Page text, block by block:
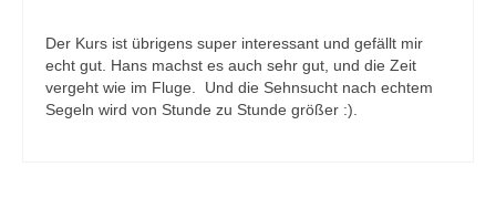
Der Kurs ist übrigens super interessant und gefällt mir
echt gut. Hans machst es auch sehr gut, und die Zeit
vergeht wie im Fluge. Und die Sehnsucht nach echtem
Segeln wird von Stunde zu Stunde größer :).